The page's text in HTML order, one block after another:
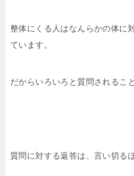
整体にくる人はなんらかの体に
ています。
だからいろいろと質問されるこ
質問に対する返答は、言い切る